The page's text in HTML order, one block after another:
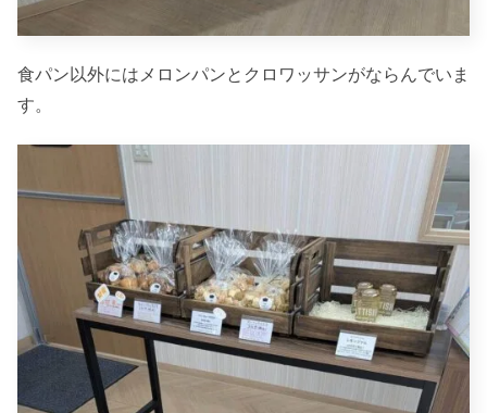
食パン以外にはメロンパンとクロワッサンがならんでいま
す。